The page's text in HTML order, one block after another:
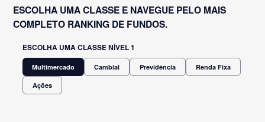
ESCOLHA UMA CLASSE E NAVEGUE PELO MAIS
COMPLETO RANKING DE FUNDOS.
ESCOLHA UMA CLASSE NÍVEL 1
Multimercado Cambial Previdência Renda Fixa
Ações